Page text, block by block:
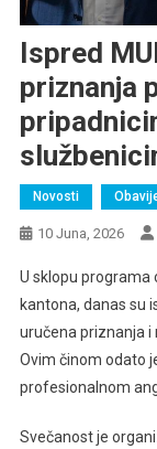
Ispred
priznanja
Novosti
10 Juna, 2026
U sklopu programa
kantona, danas su
uručena priznanja i
Ovim činom odato
profesionalnom
Svečanost je